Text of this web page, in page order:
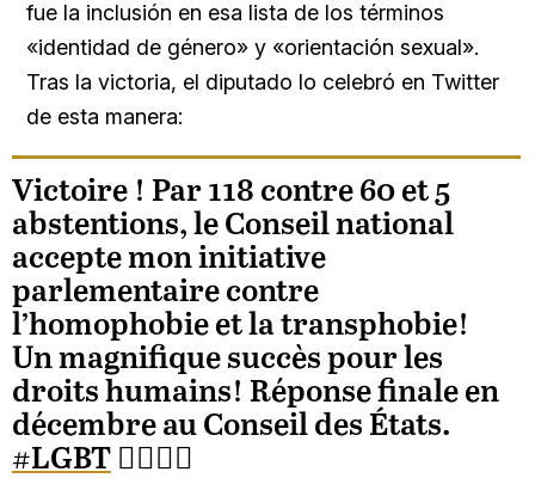
fue la inclusión en esa lista de los términos
«identidad de género» y «orientación sexual».
Tras la victoria, el diputado lo celebró en Twitter
de esta manera:
Victoire ! Par 118 contre 60 et 5
abstentions, le Conseil national
accepte mon initiative
parlementaire contre
l’homophobie et la transphobie!
Un magnifique succès pour les
droits humains! Réponse finale en
décembre au Conseil des États.
#LGBT 🏳️‍🌈🇨🇭